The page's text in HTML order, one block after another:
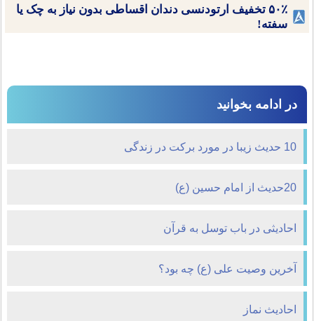
۵۰٪ تخفیف ارتودنسی دندان اقساطی بدون نیاز به چک یا
سفته!
در ادامه بخوانید
10 حدیث زیبا در مورد برکت در زندگی
20حدیث از امام حسین (ع)
احادیثی در باب توسل به قرآن
آخرین وصیت علی (ع) چه بود؟
احادیث نماز